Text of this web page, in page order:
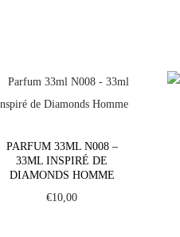
PARFUM 33ML N008 –
33ML INSPIRÉ DE
DIAMONDS HOMME
€10,00